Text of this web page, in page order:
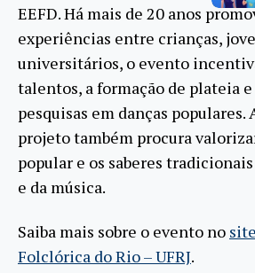
EEFD. Há mais de 20 anos
experiências entre crianças,
universitários, o evento
talentos, a formação de plateia e
pesquisas em danças populares.
projeto também procura
popular e os saberes
e da música.
Saiba mais sobre o evento no
Folclórica do Rio – UFRJ.